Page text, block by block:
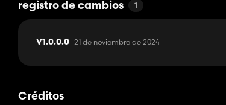
registro de cambios 1
V1.0.0.0 21 de noviembre de 2024
Créditos